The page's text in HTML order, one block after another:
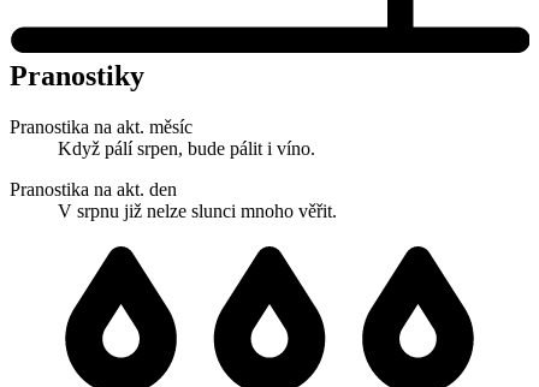
Pranostiky
Pranostika na akt. měsíc
Když pálí srpen, bude pálit i víno.
Pranostika na akt. den
V srpnu již nelze slunci mnoho věřit.